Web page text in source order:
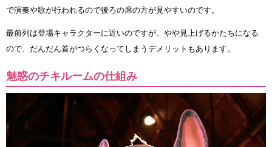
で演奏や歌が行われるので後ろの席の方が見やすいのです。
最前列は登場キャラクターに近いのですが、やや見上げるかたちになる
ので、だんだん首がつらくなってしまうデメリットもあります。
魅惑のチキルームの仕組み